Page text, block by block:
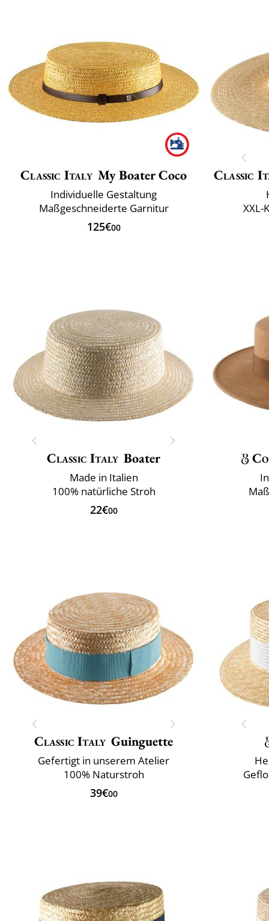
Classic Italy My Boater Coco
Individuelle Gestaltung
Maßgeschneiderte Garnitur
125€00
Classic
XXL-
Classic Italy Boater
Made in Italien
100% natürliche Stroh
22€00
Classic Italy Guinguette
Gefertigt in unserem Atelier
100% Naturstroh
39€00